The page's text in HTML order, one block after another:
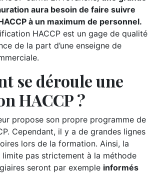
aura besoin de faire suivre
à un maximum de personnel.
HACCP est un gage de qualité
de la part d’une enseigne de
se déroule une
HACCP ?
propose son propre programme de
Cependant, il y a de grandes lignes
lors de la formation. Ainsi, la
pas strictement à la méthode
seront par exemple informés